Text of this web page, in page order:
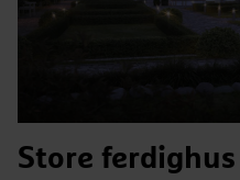
Store ferdighus